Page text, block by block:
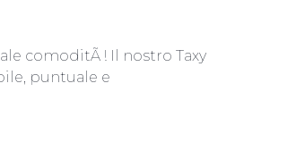
comoditÃ ! Il nostro Taxy
puntuale e